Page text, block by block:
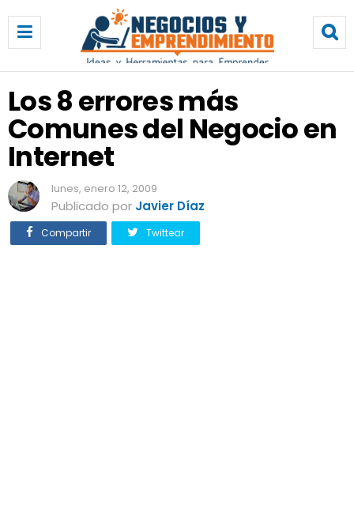
o
s
8
r
o
r
s
m
á
s
Los 8 errores más
Comunes del Negocio en
Internet
lunes, enero 12, 2009
Publicado por Javier Díaz
Compartir Twittear